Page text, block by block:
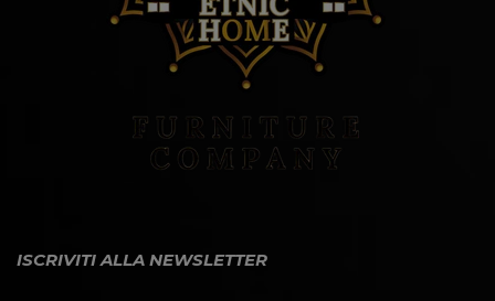
ISCRIVITI ALLA NEWSLETTER